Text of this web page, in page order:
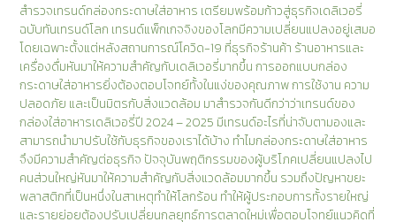
สำรวจเทรนด์กล่องกระดาษใส่อาหาร เตรียมพร้อมก้าวสู่ธุรกิจเดลิเวอรี่
ฉบับทันเทรนด์โลก เทรนด์แพ็กเกจจิงของโลกมีความเปลี่ยนแปลงอยู่เสมอ
โดยเฉพาะตั้งแต่หลังสถานการณ์โควิด-19 ที่ธุรกิจร้านค้า ร้านอาหารและ
เครื่องดื่มหันมาให้ความสำคัญกับเดลิเวอรี่มากขึ้น การออกแบบกล่อง
กระดาษใส่อาหารยิ่งต้องตอบโจทย์ทั้งในแง่ของคุณภาพ การใช้งาน ความ
ปลอดภัย และเป็นมิตรกับสิ่งแวดล้อม มาสำรวจกันดีกว่าว่าเทรนด์ของ
กล่องใส่อาหารเดลิเวอรี่ปี 2024 – 2025 มีเทรนด์อะไรที่น่าจับตามองและ
สามารถนำมาปรับใช้กับธุรกิจของเราได้บ้าง ทำไมกล่องกระดาษใส่อาหาร
จึงมีความสำคัญต่อธุรกิจ ปัจจุบันพฤติกรรมของผู้บริโภคเปลี่ยนแปลงไป
คนส่วนใหญ่หันมาให้ความสำคัญกับสิ่งแวดล้อมมากขึ้น รวมถึงปัญหาขยะ
พลาสติกที่เป็นหนึ่งในสาเหตุทำให้โลกร้อน ทำให้ผู้ประกอบการทั้งรายใหญ่
และรายย่อยต้องปรับเปลี่ยนกลยุทธ์การตลาดใหม่เพื่อตอบโจทย์แนวคิดที่